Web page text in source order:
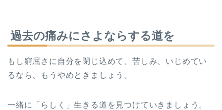
過去の痛みにさよならする道を
もし窮屈さに自分を閉じ込めて、苦しみ、いじめてい
るなら、もうやめときましょう。
一緒に「らしく」生きる道を見つけていきましょう。